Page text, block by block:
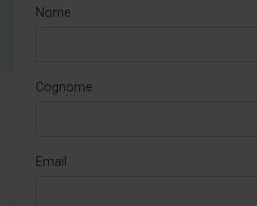
Nome
Cognome
Email